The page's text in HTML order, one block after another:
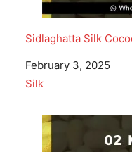
Sidlaghatta Silk
Date
February 3, 2025
In relation to
Silk